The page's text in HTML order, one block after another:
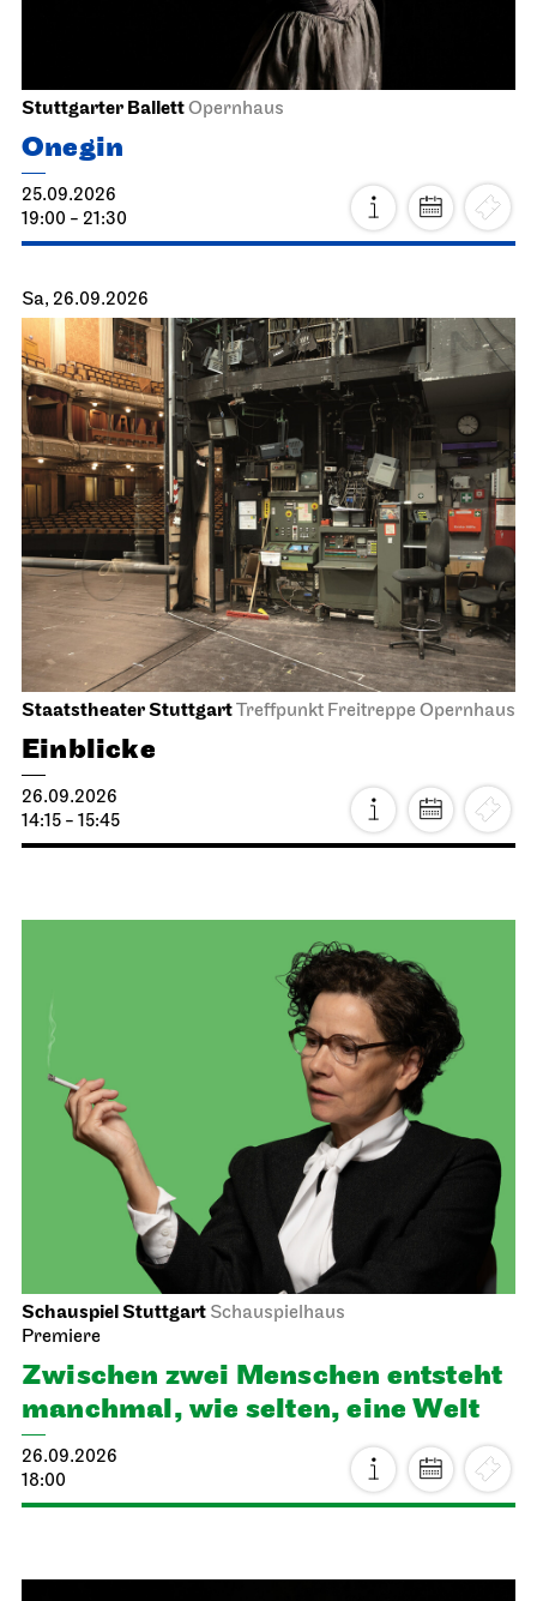
Stuttgarter BallettOpernhaus
Onegin
25.09.2026
19:00 - 21:30
Sa, 26.09.2026
Staatstheater StuttgartTreffpunkt Freitreppe Opernhaus
Einblicke
26.09.2026
14:15 - 15:45
Schauspiel Stuttgart Schauspielhaus
Premiere
Zwischen zwei Menschen ent­steht
manch­mal, wie selten, eine Welt
26.09.2026
18:00